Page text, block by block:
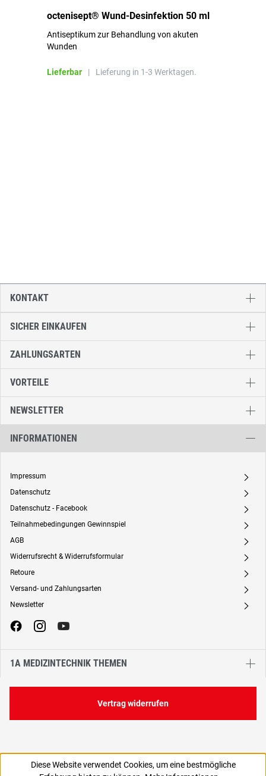
1,67 €
octenisept® Wund-Desinfektion 50 ml
Antiseptikum zur Behandlung von akuten
Wunden
Lieferbar | Lieferung in 1-3 Werktagen.
SICHER EINKAUFEN
ZAHLUNGSARTEN
VORTEILE
NEWSLETTER
INFORMATIONEN
Impressum A
Datenschutz A
Datenschutz - Facebook A
Teilnahmebedingungen Gewinnspiel A
AGB A
Widerrufsrecht & Widerrufsformular A
Retoure A
Versand- und Zahlungsarten A
Newsletter A
1A MEDIZINTECHNIK THEMEN
KONTAKT
Vertrag widerrufen
Diese Website verwendet Cookies, um eine bestmögliche